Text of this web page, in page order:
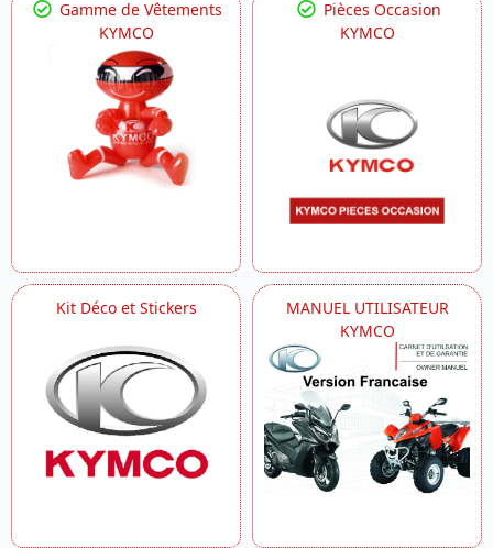
Gamme de Vêtements
KYMCO
Pièces Occasion
KYMCO
Kit Déco et Stickers
MANUEL UTILISATEUR
KYMCO